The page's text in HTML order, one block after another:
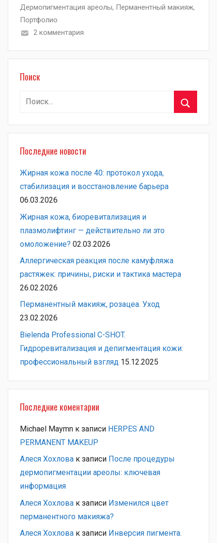
Дермопигментация ареолы, Перманентный макияж,
Портфолио
2 комментария
Поиск
Найти:
Последние новости
Жирная кожа после 40: протокол ухода,
стабилизация и восстановление барьера
06.03.2026
Жирная кожа, биоревитализация и
плазмолифтинг — действительно ли это
омоложение? 02.03.2026
Аллергическая реакция после камуфляжа
растяжек: причины, риски и тактика мастера
26.02.2026
Перманентный макияж, розацеа. Уход
23.02.2026
Bielenda Professional C-SHOT.
Гидроревитализация и депигментация кожи:
профессиональный взгляд 15.12.2025
Последние коментарии
Michael Maymn к записи HERPES AND
PERMANENT MAKEUP
Алеся Хохлова к записи После процедуры
дермопигментации ареолы: ключевая
информация
Алеся Хохлова к записи Изменился цвет
перманентного макияжа?
Алеся Хохлова к записи Инверсия пигмента.